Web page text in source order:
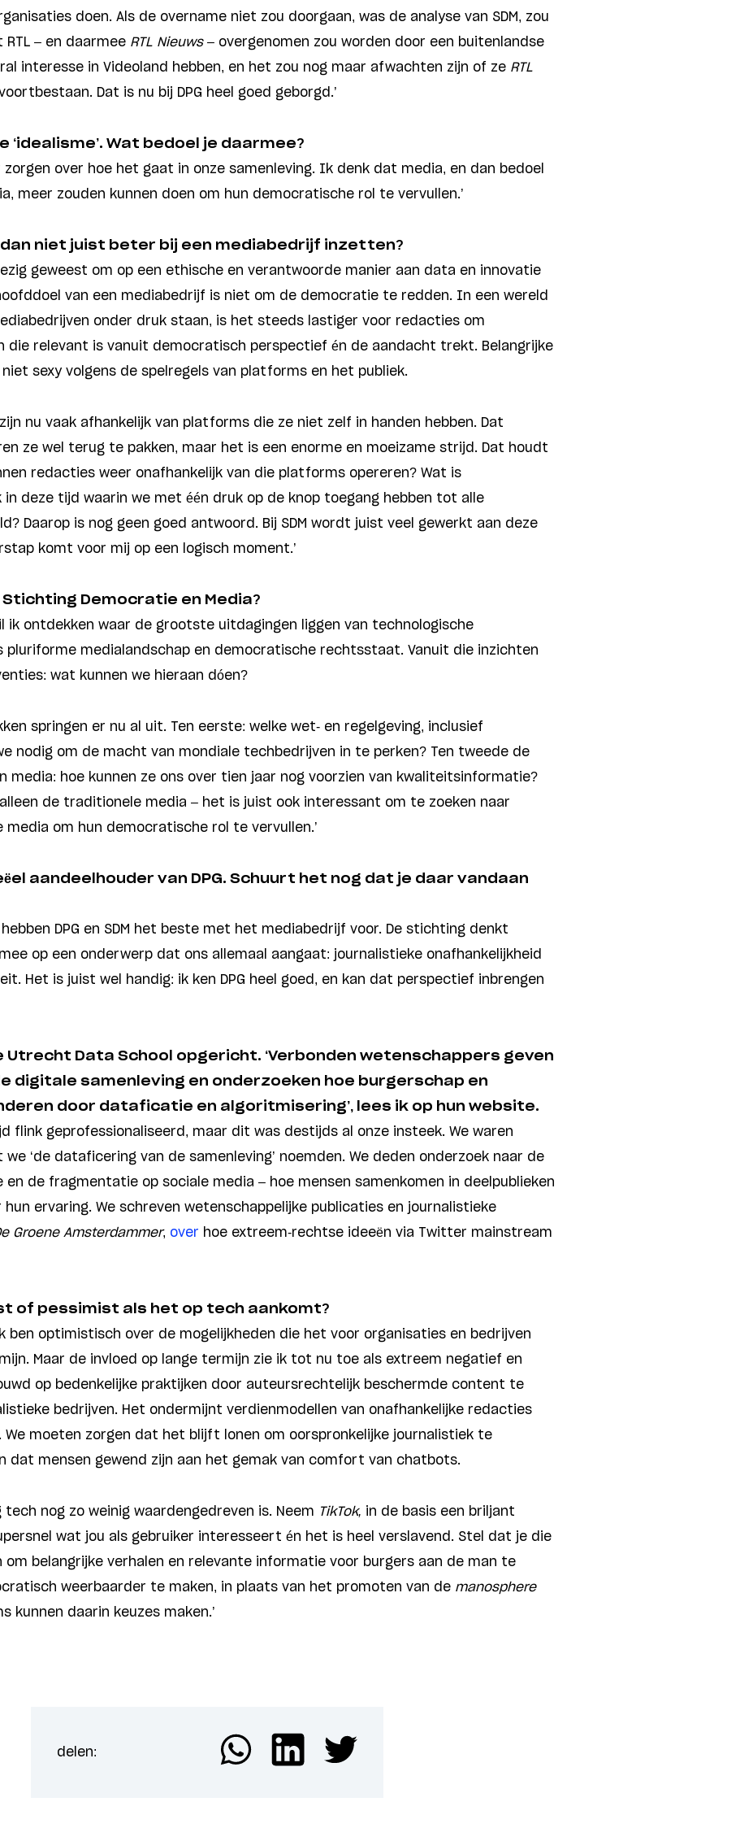
doen. Als de overname niet zou doorgaan, was de analyse van SDM, zou
– en daarmee RTL Nieuws– overgenomen zou worden door een buitenlandse
interesse in Videoland hebben, en het zou nog maar afwachten zijn of ze RTL
Dat is nu bij DPG heel goed geborgd.’
‘idealisme’. Wat bedoel je daarmee?
zorgen over hoe het gaat in onze samenleving. Ik denk dat media, en dan bedoel
meer zouden kunnen doen om hun democratische rol te vervullen.’
dan niet juist beter bij een mediabedrijf inzetten?
geweest om op een ethische en verantwoorde manier aan data en innovatie
van een mediabedrijf is niet om de democratie te redden. In een wereld
onder druk staan, is het steeds lastiger voor redacties om
die relevant is vanuit democratisch perspectief én de aandacht trekt. Belangrijke
sexy volgens de spelregels van platforms en het publiek.
nu vaak afhankelijk van platforms die ze niet zelf in handen hebben. Dat
ze wel terug te pakken, maar het is een enorme en moeizame strijd. Dat houdt
redacties weer onafhankelijk van die platforms opereren? Wat is
deze tijd waarin we met één druk op de knop toegang hebben tot alle
Daarop is nog geen goed antwoord. Bij SDM wordt juist veel gewerkt aan deze
komt voor mij op een logisch moment.’
Stichting Democratie en Media?
ik ontdekken waar de grootste uitdagingen liggen van technologische
pluriforme medialandschap en democratische rechtsstaat. Vanuit die inzichten
wat kunnen we hieraan dóen?
springen er nu al uit. Ten eerste: welke wet- en regelgeving, inclusief
nodig om de macht van mondiale techbedrijven in te perken? Ten tweede de
media: hoe kunnen ze ons over tien jaar nog voorzien van kwaliteitsinformatie?
de traditionele media – het is juist ook interessant om te zoeken naar
media om hun democratische rol te vervullen.’
aandeelhouder van DPG. Schuurt het nog dat je daar vandaan
hebben DPG en SDM het beste met het mediabedrijf voor. De stichting denkt
op een onderwerp dat ons allemaal aangaat: journalistieke onafhankelijkheid
Het is juist wel handig: ik ken DPG heel goed, en kan dat perspectief inbrengen
Utrecht Data School opgericht. ‘Verbonden wetenschappers geven
digitale samenleving en onderzoeken hoe burgerschap en
door dataficatie en algoritmisering’, lees ik op hun website.
flink geprofessionaliseerd, maar dit was destijds al onze insteek. We waren
‘de dataficering van de samenleving’ noemden. We deden onderzoek naar de
en de fragmentatie op sociale media – hoe mensen samenkomen in deelpublieken
hun ervaring. We schreven wetenschappelijke publicaties en journalistieke
Groene Amsterdammer, over hoe extreem-rechtse ideeën via Twitter mainstream
of pessimist als het op tech aankomt?
ben optimistisch over de mogelijkheden die het voor organisaties en bedrijven
Maar de invloed op lange termijn zie ik tot nu toe als extreem negatief en
op bedenkelijke praktijken door auteursrechtelijk beschermde content te
bedrijven. Het ondermijnt verdienmodellen van onafhankelijke redacties
We moeten zorgen dat het blijft lonen om oorspronkelijke journalistiek te
dat mensen gewend zijn aan het gemak van comfort van chatbots.
nog zo weinig waardengedreven is. Neem TikTok, in de basis een briljant
wat jou als gebruiker interesseert én het is heel verslavend. Stel dat je die
belangrijke verhalen en relevante informatie voor burgers aan de man te
weerbaarder te maken, in plaats van het promoten van de manosphere
kunnen daarin keuzes maken.’
delen: